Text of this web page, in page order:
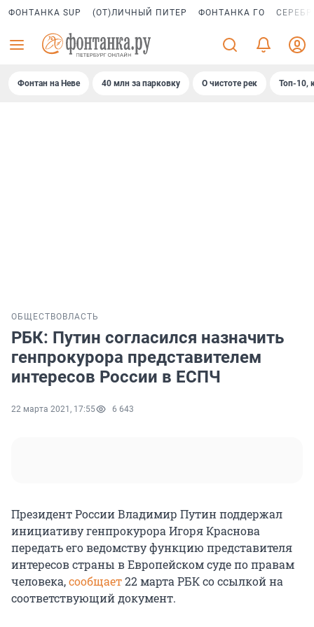
ФОНТАНКА SUP (ОТ)ЛИЧНЫЙ ПИТЕР ФОНТАНКА ГО
Фонтан на Неве 40 млн за парковку О чистоте рек Топ-10,
ОБЩЕСТВО ВЛАСТЬ
РБК: Путин согласился назначить
генпрокурора представителем
интересов России в ЕСПЧ
22 марта 2021, 17:55 6 643
Президент России Владимир Путин поддержал
инициативу генпрокурора Игоря Краснова
передать его ведомству функцию представителя
интересов страны в Европейском суде по правам
человека,сообщает22 марта РБК со ссылкой на
соответствующий документ.